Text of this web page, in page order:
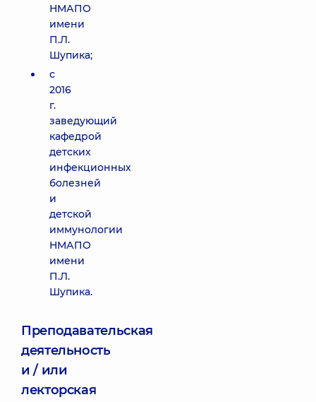
НМАПО
имени
П.Л.
Шупика;
с
2016
г.
заведующий
кафедрой
детских
инфекционных
болезней
и
детской
иммунологии
НМАПО
имени
П.Л.
Шупика.
Преподавательская
деятельность
и / или
лекторская